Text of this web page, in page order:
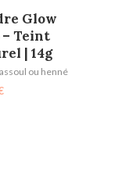
Glow
– Teint
| 14g
ou henné